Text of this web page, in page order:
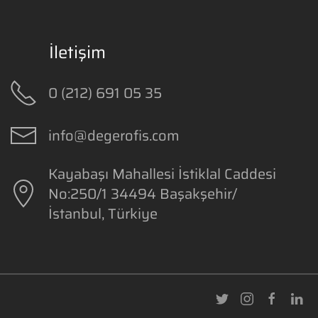
İletişim
0 (212) 691 05 35
info@degerofis.com
Kayabaşı Mahallesi İstiklal Caddesi
No:250/1 34494 Başakşehir/
İstanbul, Türkiye